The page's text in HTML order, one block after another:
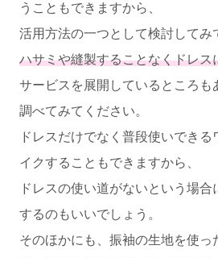
うこともできますから、
活用方法の一つとして検討してみ
ハサミや縫製することなくドレス
サービスを展開しているところも
調べてみてください。
ドレスだけでなく普段使いできる
イクすることもできますから、
ドレスの使い道がないという場
するのもいいでしょう。
そのほかにも、振袖の生地を使っ